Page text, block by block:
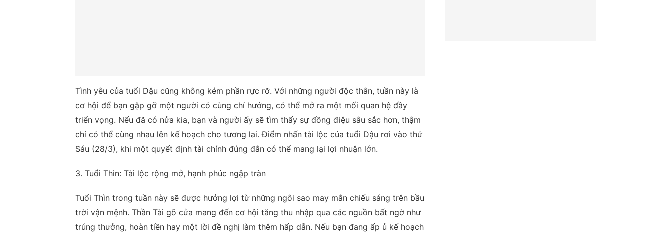
Tình yêu của tuổi Dậu cũng không kém phần rực rỡ. Với những người độc thân, tuần này là
cơ hội để bạn gặp gỡ một người có cùng chí hướng, có thể mở ra một mối quan hệ đầy
triển vọng. Nếu đã có nửa kia, bạn và người ấy sẽ tìm thấy sự đồng điệu sâu sắc hơn, thậm
chí có thể cùng nhau lên kế hoạch cho tương lai. Điểm nhấn tài lộc của tuổi Dậu rơi vào thứ
Sáu (28/3), khi một quyết định tài chính đúng đắn có thể mang lại lợi nhuận lớn.
3. Tuổi Thìn: Tài lộc rộng mở, hạnh phúc ngập tràn
Tuổi Thìn trong tuần này sẽ được hưởng lợi từ những ngôi sao may mắn chiếu sáng trên bầu
trời vận mệnh. Thần Tài gõ cửa mang đến cơ hội tăng thu nhập qua các nguồn bất ngờ như
trúng thưởng, hoàn tiền hay một lời đề nghị làm thêm hấp dẫn. Nếu bạn đang ấp ủ kế hoạch